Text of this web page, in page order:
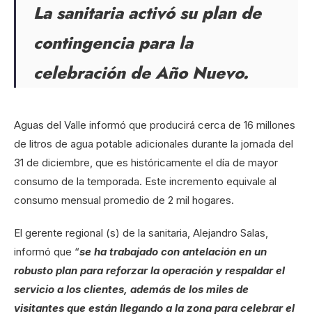
La sanitaria activó su plan de
contingencia para la
celebración de Año Nuevo.
Aguas del Valle informó que producirá cerca de 16 millones
de litros de agua potable adicionales durante la jornada del
31 de diciembre, que es históricamente el día de mayor
consumo de la temporada. Este incremento equivale al
consumo mensual promedio de 2 mil hogares.
El gerente regional (s) de la sanitaria, Alejandro Salas,
informó que “se ha trabajado con antelación en un
robusto plan para reforzar la operación y respaldar el
servicio a los clientes, además de los miles de
visitantes que están llegando a la zona para celebrar el